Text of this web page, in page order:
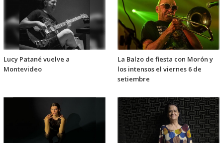
Lucy Patané vuelve a
Montevideo
La Balzo de fiesta con Morón y
los intensos el viernes 6 de
setiembre